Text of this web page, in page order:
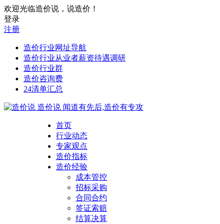
欢迎光临造价说，说造价！
登录
注册
造价行业网址导航
造价行业从业者薪资待遇调研
造价行业群
造价咨询费
24清单汇总
造价说 闻道有先后,造价有专攻
首页
行业动态
专家观点
造价指标
造价经验
成本管控
招标采购
合同合约
签证索赔
结算决算